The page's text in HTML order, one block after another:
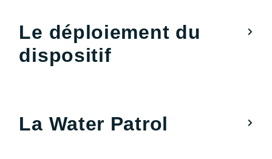
Le déploiement du
dispositif
La Water Patrol